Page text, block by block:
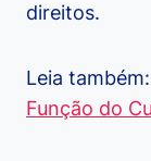
direitos.
Leia também:
Função do